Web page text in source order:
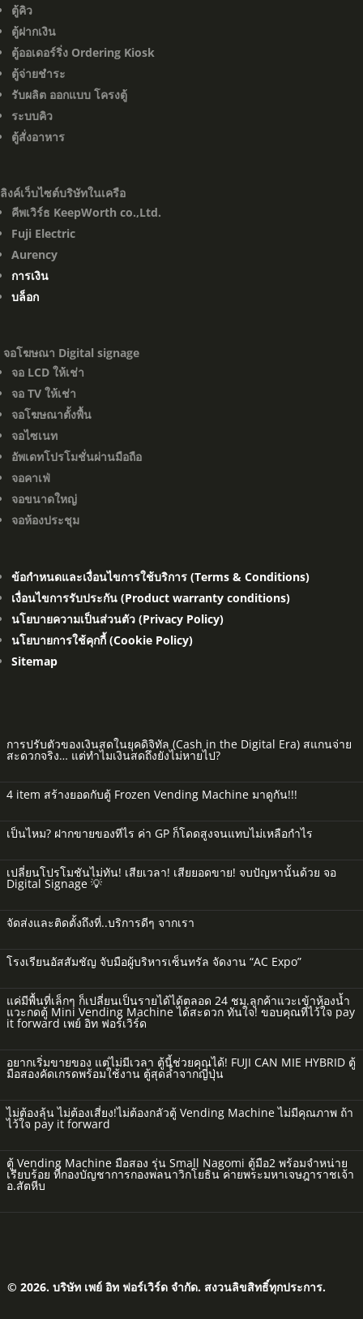
ตู้คิว
ตู้ฝากเงิน
ตู้ออเดอร์ริ่ง Ordering Kiosk
ตู้จ่ายชำระ
รับผลิต ออกแบบ โครงตู้
ระบบคิว
ตู้สั่งอาหาร
ลิงค์เว็บไซต์บริษัทในเครือ
คีพเวิร์ธ KeepWorth co.,Ltd.
Fuji Electric
Aurency
การเงิน
บล็อก
จอโฆษณา Digital signage
จอ LCD ให้เช่า
จอ TV ให้เช่า
จอโฆษณาตั้งพื้น
จอไซเนท
อัพเดทโปรโมชั่นผ่านมือถือ
จอคาเฟ่
จอขนาดใหญ่
จอห้องประชุม
ข้อกำหนดและเงื่อนไขการใช้บริการ (Terms & Conditions)
เงื่อนไขการรับประกัน (Product warranty conditions)
นโยบายความเป็นส่วนตัว (Privacy Policy)
นโยบายการใช้คุกกี้ (Cookie Policy)
Sitemap
การปรับตัวของเงินสดในยุคดิจิทัล (Cash in the Digital Era) สแกนจ่าย
สะดวกจริง… แต่ทำไมเงินสดถึงยังไม่หายไป?
4 item สร้างยอดกับตู้ Frozen Vending Machine มาดูกัน!!!
เป็นไหม? ฝากขายของทีไร ค่า GP ก็โดดสูงจนแทบไม่เหลือกำไร
เปลี่ยนโปรโมชันไม่ทัน! เสียเวลา! เสียยอดขาย! จบปัญหานั้นด้วย จอ
Digital Signage 💡
จัดส่งและติดตั้งถึงที่..บริการดีๆ จากเรา
โรงเรียนอัสสัมชัญ จับมือผู้บริหารเซ็นทรัล จัดงาน “AC Expo”
แค่มีพื้นที่เล็กๆ ก็เปลี่ยนเป็นรายได้ได้ตลอด 24 ชม.ลูกค้าแวะเข้าห้องน้ำ
แวะกดตู้ Mini Vending Machine ได้สะดวก ทันใจ! ขอบคุณที่ไว้ใจ pay
it forward เพย์ อิท ฟอร์เวิร์ด
อยากเริ่มขายของ แต่ไม่มีเวลา ตู้นี้ช่วยคุณได้! FUJI CAN MIE HYBRID ตู้
มือสองคัดเกรดพร้อมใช้งาน ตู้สุดล้ำจากญี่ปุ่น
ไม่ต้องลุ้น ไม่ต้องเสี่ยง!ไม่ต้องกลัวตู้ Vending Machine ไม่มีคุณภาพ ถ้า
ไว้ใจ pay it forward
ตู้ Vending Machine มือสอง รุ่น Small Nagomi ตู้มือ2 พร้อมจำหน่าย
เรียบร้อย ที่กองบัญชาการกองพลนาวิกโยธิน ค่ายพระมหาเจษฎาราชเจ้า
อ.สัตหีบ
© 2026. บริษัท เพย์ อิท ฟอร์เวิร์ด จำกัด. สงวนลิขสิทธิ์ทุกประการ.